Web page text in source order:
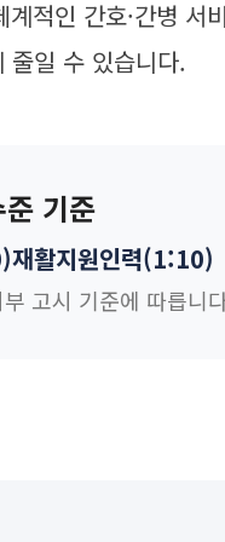
적인 간호·간병 서
줄일 수 있습니다.
기준
재활지원인력(1:10)
고시 기준에 따릅니